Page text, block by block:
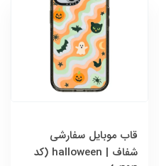
قاب موبایل سفارشی
شفاف | halloween (کد